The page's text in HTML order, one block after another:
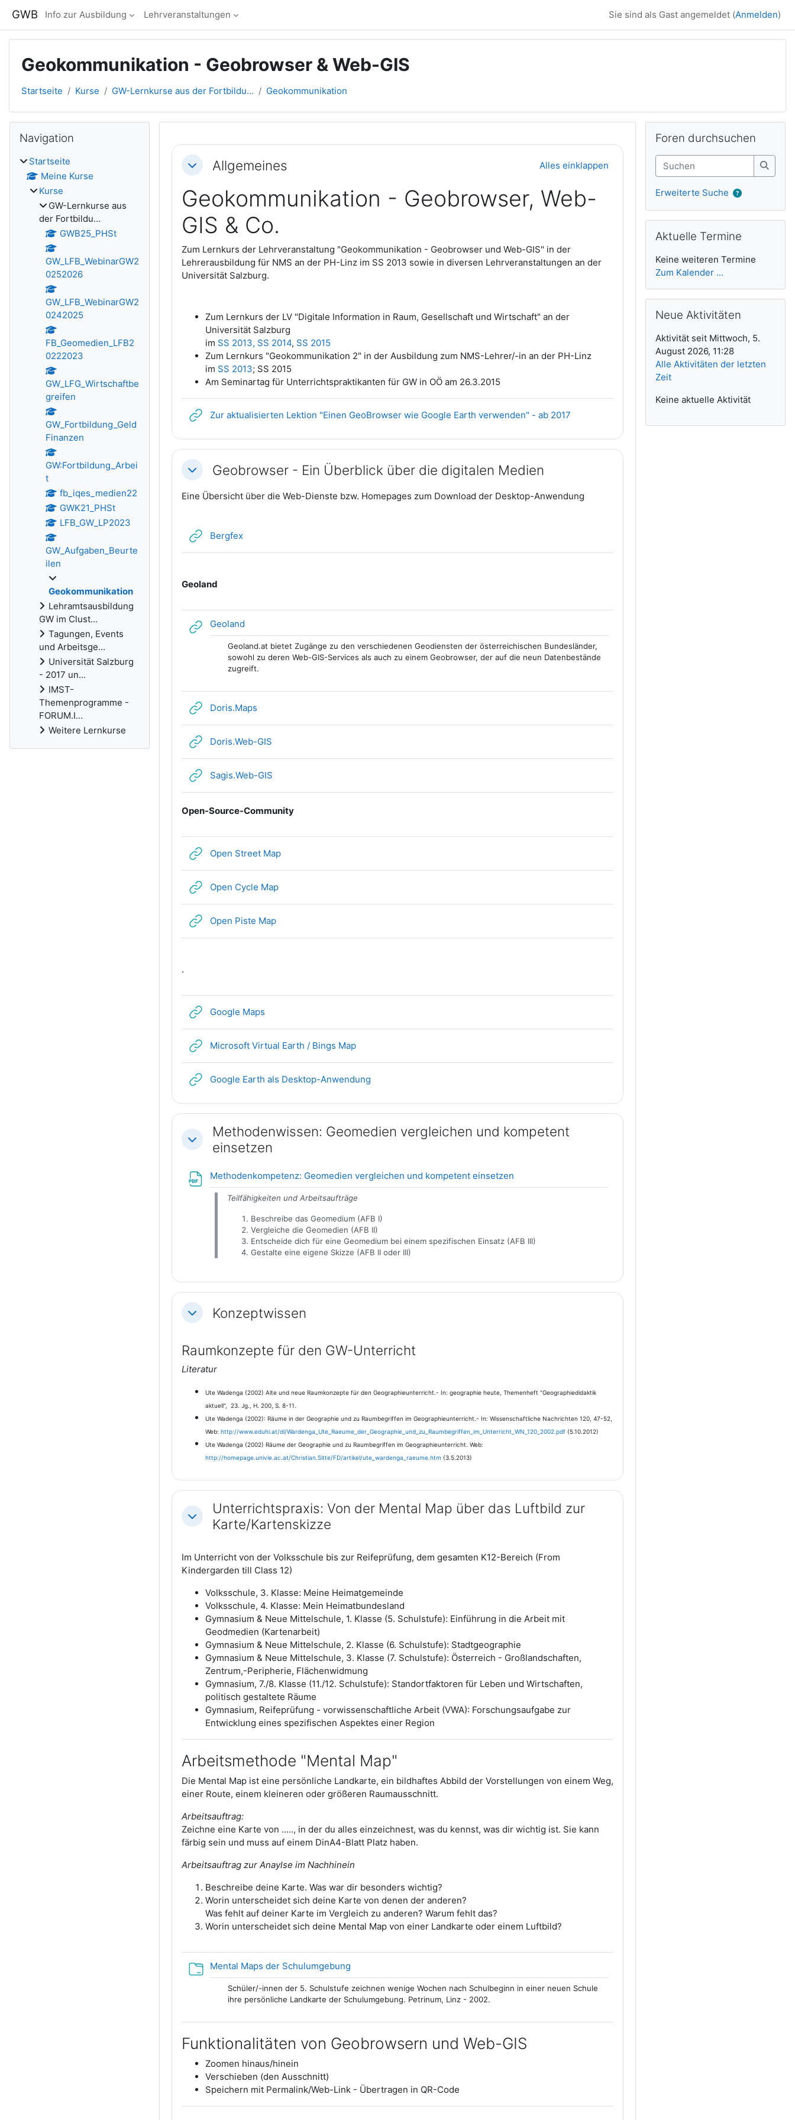
GWB Info zur Ausbildung Lehrveranstaltungen Sie sind als Gast angemeldet (Anmelden)
Geokommunikation - Geobrowser & Web-GIS
Startseite Kurse GW-Lernkurse aus der Fortbildu... Geokommunikation
Abschnittsübersicht
EinklappenAllgemeines Alles einklappen
Geokommunikation - Geobrowser, Web-
GIS & Co.
Zum Lernkurs der Lehrveranstaltung "Geokommunikation - Geobrowser und Web-GIS" in der
Lehrerausbildung für NMS an der PH-Linz im SS 2013 sowie in diversen Lehrveranstaltungen an der
Universität Salzburg.
Zum Lernkurs der LV "Digitale Information in Raum, Gesellschaft und Wirtschaft" an der
Universität Salzburg
im SS 2013, SS 2014, SS 2015
Zum Lernkurs "Geokommunikation 2" in der Ausbildung zum NMS-Lehrer/-in an der PH-Linz
im SS 2013; SS 2015
Am Seminartag für Unterrichtspraktikanten für GW in OÖ am 26.3.2015
Zur aktualisierten Lektion "Einen GeoBrowser wie Google Earth verwenden" - ab 2017Link/URL
EinklappenGeobrowser - Ein Überblick über die digitalen Medien
Eine Übersicht über die Web-Dienste bzw. Homepages zum Download der Desktop-Anwendung
BergfexLink/URL
Geoland
GeolandLink/URL
Geoland.at bietet Zugänge zu den verschiedenen Geodiensten der österreichischen Bundesländer,
sowohl zu deren Web-GIS-Services als auch zu einem Geobrowser, der auf die neun Datenbestände
zugreift.
Doris.MapsLink/URL
Doris.Web-GISLink/URL
Sagis.Web-GISLink/URL
Open-Source-Community
Open Street MapLink/URL
Open Cycle MapLink/URL
Open Piste MapLink/URL
.
Google MapsLink/URL
Microsoft Virtual Earth / Bings MapLink/URL
Google Earth als Desktop-AnwendungLink/URL
Einklappen
Methodenwissen: Geomedien vergleichen und kompetent
einsetzen
Methodenkompetenz: Geomedien vergleichen und kompetent einsetzen
Teilfähigkeiten und Arbeitsaufträge
Beschreibe das Geomedium (AFB I)
Vergleiche die Geomedien (AFB II)
Entscheide dich für eine Geomedium bei einem spezifischen Einsatz (AFB III)
Gestalte eine eigene Skizze (AFB II oder III)
EinklappenKonzeptwissen
Raumkonzepte für den GW-Unterricht
Literatur
Ute Wadenga (2002) Alte und neue Raumkonzepte für den Geographieunterricht.- In: geographie heute, Themenheft "Geographiedidaktik
aktuell", 23. Jg., H. 200, S. 8-11.
Ute Wadenga (2002): Räume in der Geographie und zu Raumbegriffen im Geographieunterricht.- In: Wissenschaftliche Nachrichten 120, 47-52,
Web: http://www.eduhi.at/dl/Wardenga_Ute_Raeume_der_Geographie_und_zu_Raumbegriffen_im_Unterricht_WN_120_2002.pdf(5.10.2012)
Ute Wadenga (2002) Räume der Geographie und zu Raumbegriffen im Geographieunterricht. Web:
http://homepage.univie.ac.at/Christian.Sitte/FD/artikel/ute_wardenga_raeume.htm (3.5.2013)
Einklappen
Unterrichtspraxis: Von der Mental Map über das Luftbild zur
Karte/Kartenskizze
Im Unterricht von der Volksschule bis zur Reifeprüfung, dem gesamten K12-Bereich (From
Kindergarden till Class 12)
Volksschule, 3. Klasse: Meine Heimatgemeinde
Volksschule, 4. Klasse: Mein Heimatbundesland
Gymnasium & Neue Mittelschule, 1. Klasse (5. Schulstufe): Einführung in die Arbeit mit
Geodmedien (Kartenarbeit)
Gymnasium & Neue Mittelschule, 2. Klasse (6. Schulstufe): Stadtgeographie
Gymnasium & Neue Mittelschule, 3. Klasse (7. Schulstufe): Österreich - Großlandschaften,
Zentrum,-Peripherie, Flächenwidmung
Gymnasium, 7./8. Klasse (11./12. Schulstufe): Standortfaktoren für Leben und Wirtschaften,
politisch gestaltete Räume
Gymnasium, Reifeprüfung - vorwissenschaftliche Arbeit (VWA): Forschungsaufgabe zur
Entwicklung eines spezifischen Aspektes einer Region
Arbeitsmethode "Mental Map"
Die Mental Map ist eine persönliche Landkarte, ein bildhaftes Abbild der Vorstellungen von einem Weg,
einer Route, einem kleineren oder größeren Raumausschnitt.
Arbeitsauftrag:
Zeichne eine Karte von ....., in der du alles einzeichnest, was du kennst, was dir wichtig ist. Sie kann
färbig sein und muss auf einem DinA4-Blatt Platz haben.
Arbeitsauftrag zur Anaylse im Nachhinein
Beschreibe deine Karte. Was war dir besonders wichtig?
Worin unterscheidet sich deine Karte von denen der anderen?
Was fehlt auf deiner Karte im Vergleich zu anderen? Warum fehlt das?
Worin unterscheidet sich deine Mental Map von einer Landkarte oder einem Luftbild?
Mental Maps der SchulumgebungVerzeichnis
Schüler/-innen der 5. Schulstufe zeichnen wenige Wochen nach Schulbeginn in einer neuen Schule
ihre persönliche Landkarte der Schulumgebung. Petrinum, Linz - 2002.
Funktionalitäten von Geobrowsern und Web-GIS
Zoomen hinaus/hinein
Verschieben (den Ausschnitt)
Speichern mit Permalink/Web-Link - Übertragen in QR-Code
Blöcke
Navigation
Startseite
Meine Kurse
Kurse
GW-Lernkurse aus
der Fortbildu...
GWB25_PHSt
GW_LFB_WebinarGW2
0252026
GW_LFB_WebinarGW2
0242025
FB_Geomedien_LFB2
0222023
GW_LFG_Wirtschaftbe
greifen
GW_Fortbildung_Geld
Finanzen
GW:Fortbildung_Arbei
t
fb_iqes_medien22
GWK21_PHSt
LFB_GW_LP2023
GW_Aufgaben_Beurte
ilen
Geokommunikation
Lehramtsausbildung
GW im Clust...
Tagungen, Events
und Arbeitsge...
Universität Salzburg
- 2017 un...
IMST-
Themenprogramme -
FORUM.I...
Weitere Lernkurse
Foren durchsuchen
Suchen
Erweiterte Suche
Aktuelle Termine
Keine weiteren Termine
Zum Kalender ...
Neue Aktivitäten
Aktivität seit Mittwoch, 5.
August 2026, 11:28
Alle Aktivitäten der letzten
Zeit
Keine aktuelle Aktivität